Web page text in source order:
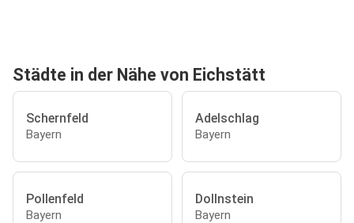
Städte in der Nähe von Eichstätt
Schernfeld
Bayern
Adelschlag
Bayern
Pollenfeld
Bayern
Dollnstein
Bayern